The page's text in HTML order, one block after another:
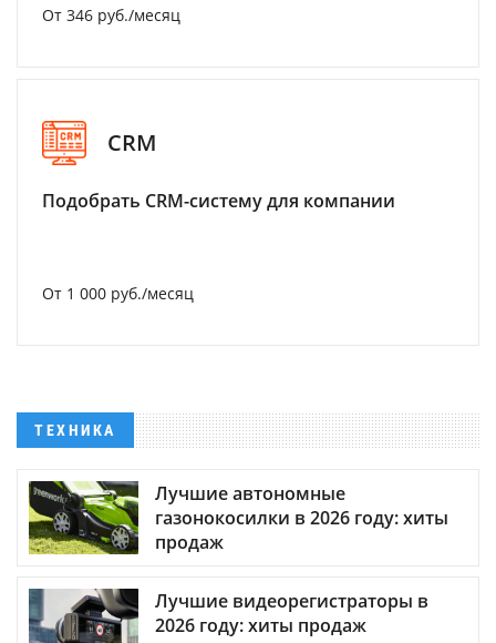
От 346 руб./месяц
CRM
Подобрать CRM-систему для компании
От 1 000 руб./месяц
ТЕХНИКА
Лучшие автономные
газонокосилки в 2026 году: хиты
продаж
Лучшие видеорегистраторы в
2026 году: хиты продаж